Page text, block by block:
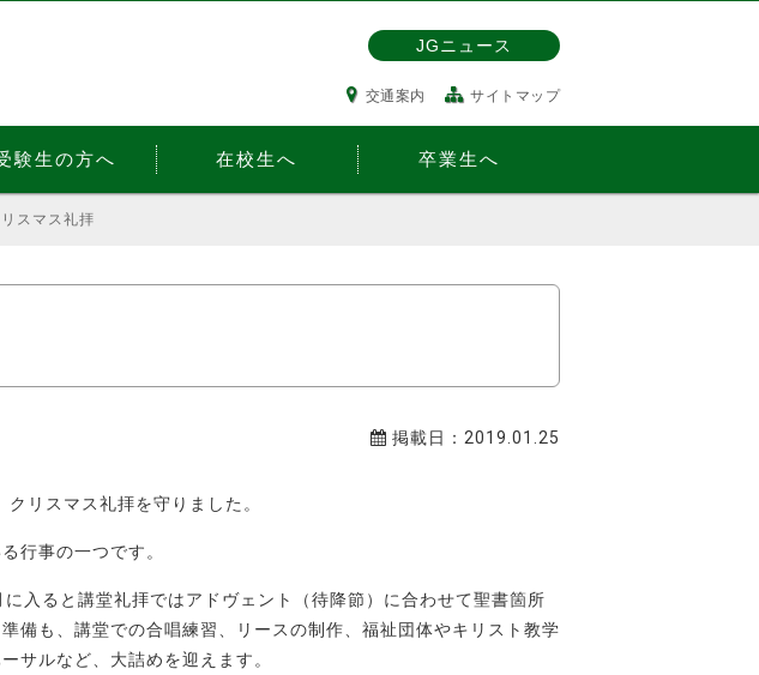
JGニュース
交通案内 サイトマップ
験生の方へ 在校生へ 卒業生へ
スマス礼拝
掲載日：2019.01.25
リスマス礼拝を守りました。
行事の一つです。
入ると講堂礼拝ではアドヴェント（待降節）に合わせて聖書箇所
備も、講堂での合唱練習、リースの制作、福祉団体やキリスト教学
サルなど、大詰めを迎えます。